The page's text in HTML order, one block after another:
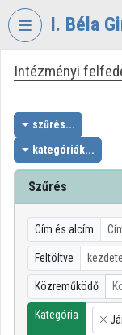
Fejléc kihagyása
I. Béla
VIDEO
BÉLA
GIMNÁZIUM
Intézményi kezdőlap
Bejelentkezés
Intézményi
Kategóriák
Intézményi listák
Intézményi
szűrés...
kategóriák...
Szűrés
Cím és alcím
Feltöltve
Közreműködő
Kategória
×